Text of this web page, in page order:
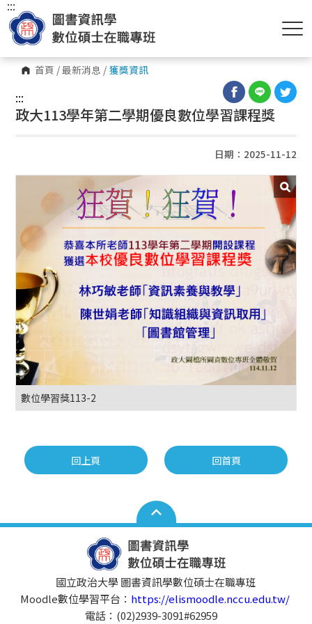
首頁 /最新消息 / 獲獎資訊
:::
:::
政大113學年第二學期優良數位學習課程獎
日期：2025-11-12
數位學習獎113-2
回上頁 回首頁
國立政治大學 圖書資訊學數位碩士在職專班
Moodle數位學習平台： https://elismoodle.nccu.edu.tw/
電話：(02)2939-3091#62959